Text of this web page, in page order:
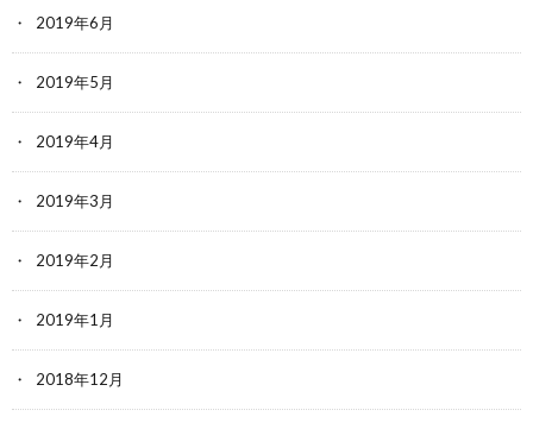
2019年6月
2019年5月
2019年4月
2019年3月
2019年2月
2019年1月
2018年12月